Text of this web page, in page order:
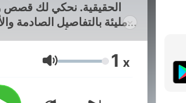
الحقيقية. نحكي لك قصص
مليئة بالتفاصيل الصادمة
تعيش كل لحظة وكأنك
القضايا الغامضة، إلى
لم تُحل بعد — نأخذك في
Volume 1 x